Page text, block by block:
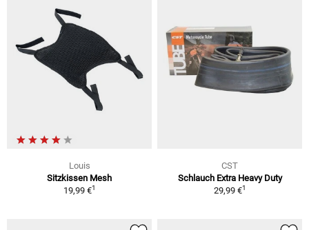
Louis
Sitzkissen Mesh
19,99 €1
CST
Schlauch Extra Heavy Duty
29,99 €1